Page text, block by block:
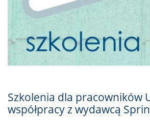
Szkolenia dla pracowników
współpracy z wydawcą